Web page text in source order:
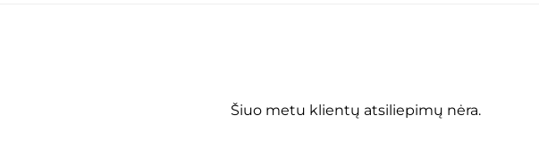
Šiuo metu klientų atsiliepimų nėra.